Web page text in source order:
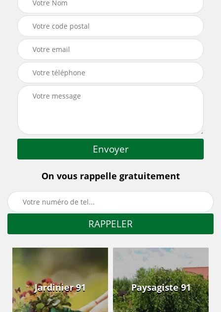
On vous rappelle gratuitement
Jardinier 91 Paysagiste 91